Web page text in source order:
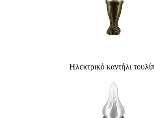
Ηλεκτρικό καντήλι